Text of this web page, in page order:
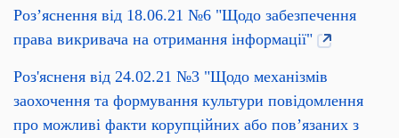
Роз’яснення від 18.06.21 №6 "Щодо забезпечення
права викривача на отримання інформації"
Роз'ясненя від 24.02.21 №3 "Щодо механізмів
заохочення та формування культури повідомлення
про можливі факти корупційних або пов’язаних з